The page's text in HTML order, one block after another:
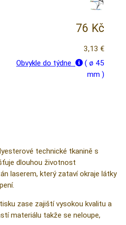
76 Kč
3,13 €
Obvykle do týdne
( ø 45
mm )
technické tkanině s
dlouhou životnost
laserem, který zataví okraje látky
zase zajiští vysokou kvalitu a
materiálu takže se neloupe,